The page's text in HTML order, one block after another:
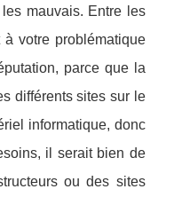
mauvais. Entre les
à votre problématique
parce que la
différents sites sur le
informatique, donc
il serait bien de
ou des sites